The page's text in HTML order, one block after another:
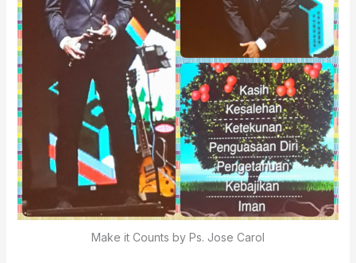
Make it Counts by Ps. Jose Carol